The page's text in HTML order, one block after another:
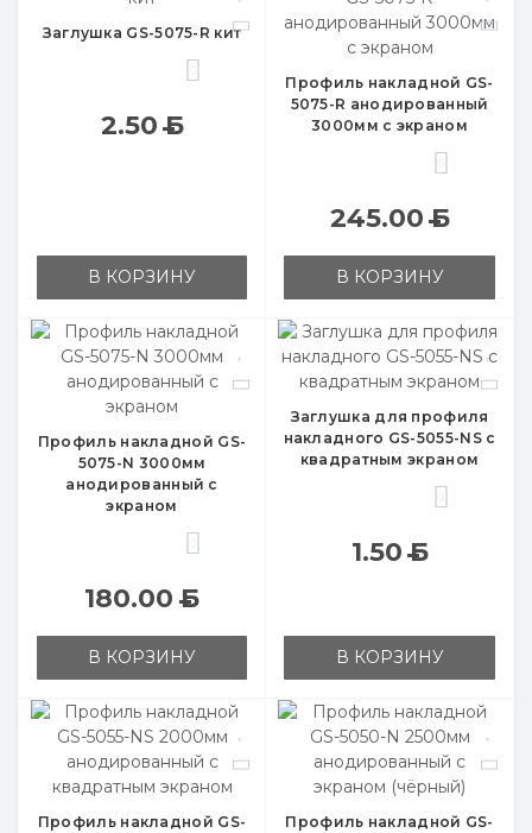
Заглушка GS-5075-R кит
2.50Б
В КОРЗИНУ
Профиль накладной GS-
5075-R анодированный
3000мм с экраном
245.00Б
В КОРЗИНУ
Профиль накладной GS-
5075-N 3000мм
анодированный с
экраном
180.00Б
В КОРЗИНУ
Заглушка для профиля
накладного GS-5055-NS с
квадратным экраном
1.50Б
В КОРЗИНУ
Профиль накладной GS-
Профиль накладной GS-